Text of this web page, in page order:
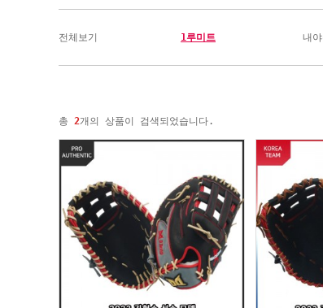
전체보기 1루미트 내
총 2개의 상품이 검색되었습니다.